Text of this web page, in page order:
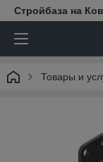
Стройбаза на
Товары и